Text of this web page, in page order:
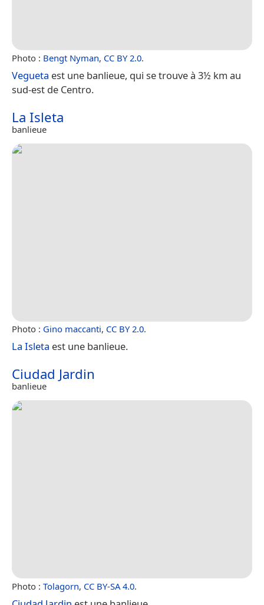
Photo : Bengt Nyman, CC BY 2.0.
Vegueta est une banlieue, qui se trouve à 3½ km au
sud-est de Centro.
La Isleta
banlieue
Photo : Gino maccanti, CC BY 2.0.
La Isleta est une banlieue.
Ciudad Jardin
banlieue
Photo : Tolagorn, CC BY-SA 4.0.